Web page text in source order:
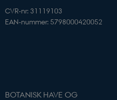
CVR-nr: 31119103
EAN-nummer: 5798000420052
BOTANISK HAVE OG